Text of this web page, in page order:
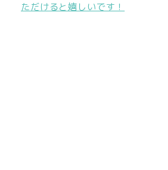
ただけると嬉しいです！